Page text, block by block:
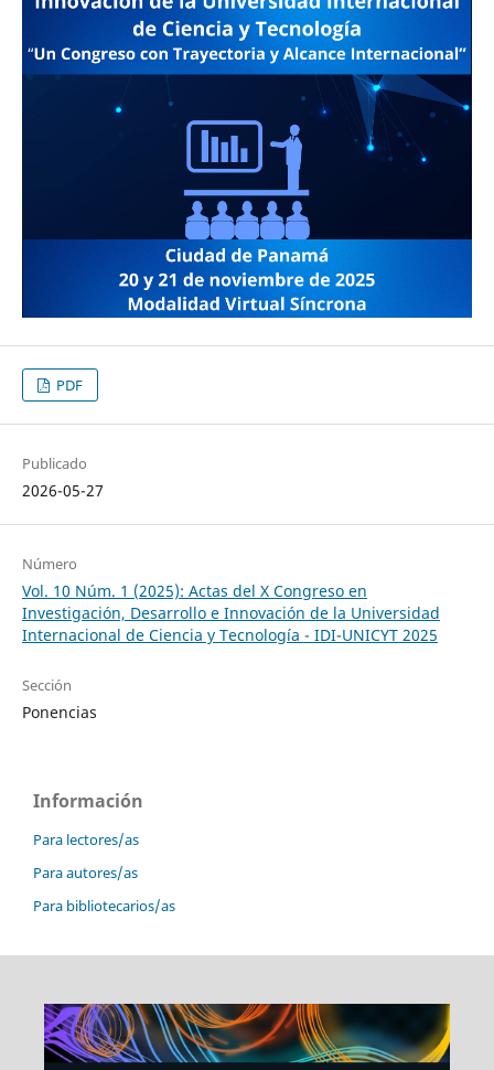
PDF
Publicado
2026-05-27
Número
Vol. 10 Núm. 1 (2025): Actas del X Congreso en
Investigación, Desarrollo e Innovación de la Universidad
Internacional de Ciencia y Tecnología - IDI-UNICYT 2025
Sección
Ponencias
Información
Para lectores/as
Para autores/as
Para bibliotecarios/as